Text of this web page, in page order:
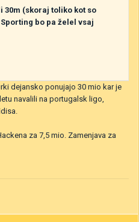
30m (skoraj toliko kot so
bo pa želel vsaj
dejansko ponujajo 30 mio kar je
navalili na portugalsk ligo,
za 7,5 mio. Zamenjava za